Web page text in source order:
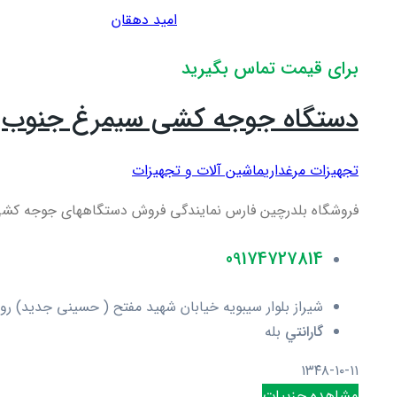
امید دهقان
برای قیمت تماس بگیرید
دستگاه جوجه کشی سیمرغ جنوب
تجهیزات مرغداریماشین آلات و تجهیزات
فروشگاه بلدرچین فارس نمایندگی فروش دستگاههای جوجه کشی
09174727814
شیراز بلوار سیبویه خیابان شهید مفتح ( حسینی جدید) روبروی باشگاه
گارانتي بله
۱۳۴۸-۱۰-۱۱